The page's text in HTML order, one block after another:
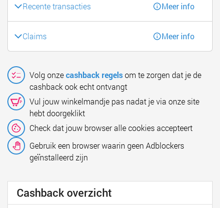
Recente transacties Meer info
Claims Meer info
Volg onzecashback regelsom te zorgen dat je de
cashback ook echt ontvangt
Vul jouw winkelmandje pas nadat je via onze site
hebt doorgeklikt
Check dat jouw browser alle cookies accepteert
Gebruik een browser waarin geen Adblockers
geïnstalleerd zijn
Cashback overzicht